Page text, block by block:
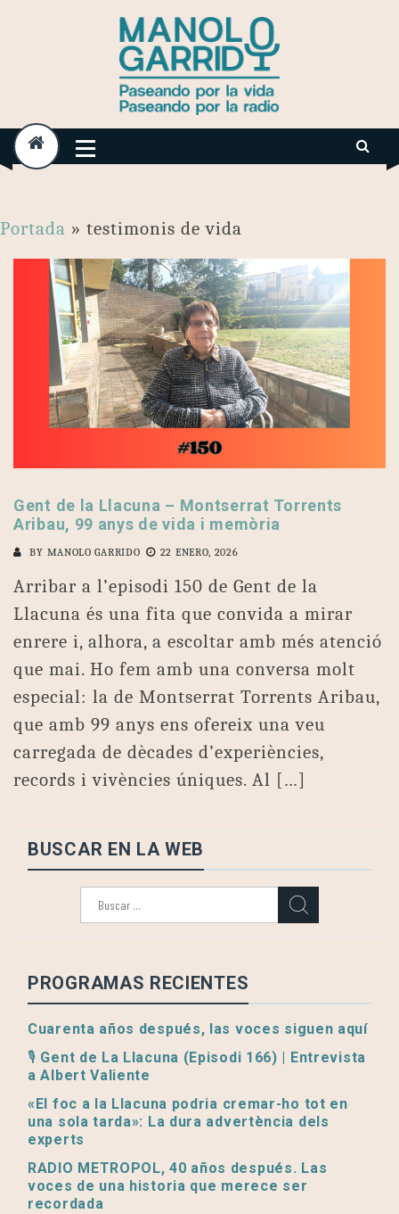
Portada » testimonis de vida
Gent de la Llacuna – Montserrat Torrents
Aribau, 99 anys de vida i memòria
BY MANOLO GARRIDO 22 ENERO, 2026
Arribar a l’episodi 150 de Gent de la
Llacuna és una fita que convida a mirar
enrere i, alhora, a escoltar amb més atenció
que mai. Ho fem amb una conversa molt
especial: la de Montserrat Torrents Aribau,
que amb 99 anys ens ofereix una veu
carregada de dècades d’experiències,
records i vivències úniques. Al […]
BUSCAR EN LA WEB
PROGRAMAS RECIENTES
Cuarenta años después, las voces siguen aquí
🎙️ Gent de La Llacuna (Episodi 166) | Entrevista
a Albert Valiente
«El foc a la Llacuna podria cremar-ho tot en
una sola tarda»: La dura advertència dels
experts
RADIO METROPOL, 40 años después. Las
voces de una historia que merece ser
recordada